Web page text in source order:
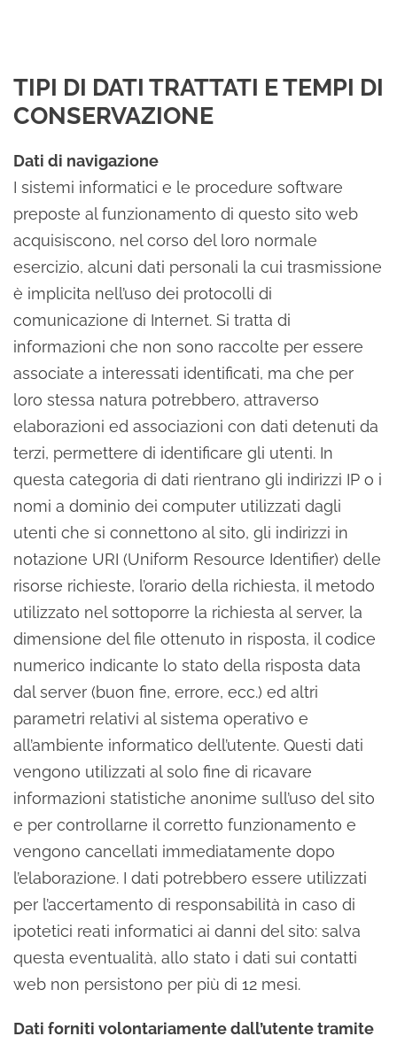
TIPI DI DATI TRATTATI E TEMPI DI
CONSERVAZIONE
Dati di navigazione
I sistemi informatici e le procedure software
preposte al funzionamento di questo sito web
acquisiscono, nel corso del loro normale
esercizio, alcuni dati personali la cui trasmissione
è implicita nell’uso dei protocolli di
comunicazione di Internet. Si tratta di
informazioni che non sono raccolte per essere
associate a interessati identificati, ma che per
loro stessa natura potrebbero, attraverso
elaborazioni ed associazioni con dati detenuti da
terzi, permettere di identificare gli utenti. In
questa categoria di dati rientrano gli indirizzi IP o i
nomi a dominio dei computer utilizzati dagli
utenti che si connettono al sito, gli indirizzi in
notazione URI (Uniform Resource Identifier) delle
risorse richieste, l’orario della richiesta, il metodo
utilizzato nel sottoporre la richiesta al server, la
dimensione del file ottenuto in risposta, il codice
numerico indicante lo stato della risposta data
dal server (buon fine, errore, ecc.) ed altri
parametri relativi al sistema operativo e
all’ambiente informatico dell’utente. Questi dati
vengono utilizzati al solo fine di ricavare
informazioni statistiche anonime sull’uso del sito
e per controllarne il corretto funzionamento e
vengono cancellati immediatamente dopo
l’elaborazione. I dati potrebbero essere utilizzati
per l’accertamento di responsabilità in caso di
ipotetici reati informatici ai danni del sito: salva
questa eventualità, allo stato i dati sui contatti
web non persistono per più di 12 mesi.
Dati forniti volontariamente dall’utente tramite